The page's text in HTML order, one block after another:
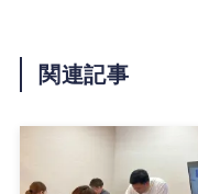
関連記事